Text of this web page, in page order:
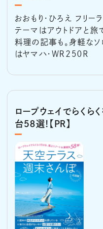
おおもり・ひろえ フリー
テーマはアウトドアと旅
料理の記事も。身軽な
はヤマハ・WR250R
ロープウェイでらくら
台58選！【PR】